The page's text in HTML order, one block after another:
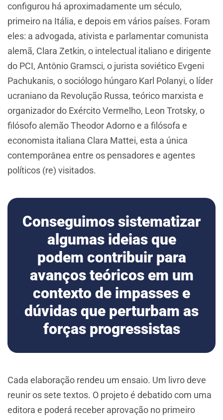
configurou há aproximadamente um século,
primeiro na Itália, e depois em vários países. Foram
eles: a advogada, ativista e parlamentar comunista
alemã, Clara Zetkin, o intelectual italiano e dirigente
do PCI, Antônio Gramsci, o jurista soviético Evgeni
Pachukanis, o sociólogo húngaro Karl Polanyi, o líder
ucraniano da Revolução Russa, teórico marxista e
organizador do Exército Vermelho, Leon Trotsky, o
filósofo alemão Theodor Adorno e a filósofa e
economista italiana Clara Mattei, esta a única
contemporânea entre os pensadores e agentes
políticos (re) visitados.
Conseguimos sistematizar
algumas ideias que
podem contribuir para
avanços teóricos em um
contexto de impasses e
dúvidas que perturbam as
forças progressistas
Cada elaboração rendeu um ensaio. Um livro deve
reunir os sete textos. O projeto é debatido com uma
editora e poderá receber aprovação no primeiro